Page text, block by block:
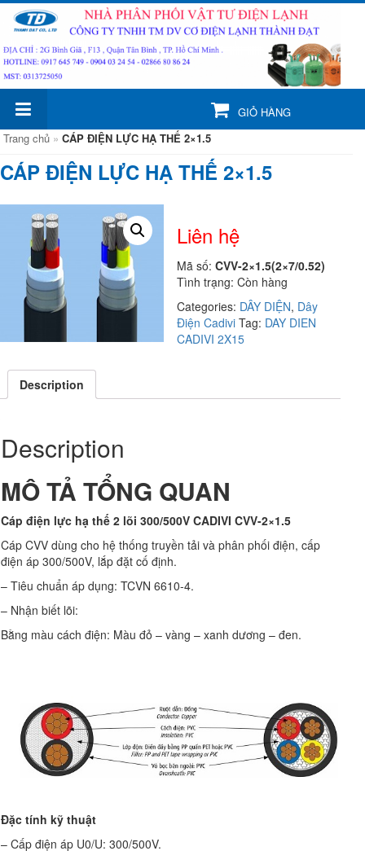
GIỎ HÀNG
Trang chủ » CÁP ĐIỆN LỰC HẠ THẾ 2×1.5
CÁP ĐIỆN LỰC HẠ THẾ 2×1.5
Liên hệ
Mã số:CVV-2×1.5(2×7/0.52)
Tình trạng: Còn hàng
Categories: DÂY DIỆN, Dây
Điện Cadivi Tag: DAY DIEN
CADIVI 2X15
Description
Description
MÔ TẢ TỔNG QUAN
Cáp điện lực hạ thế 2 lõi 300/500V CADIVI CVV-2×1.5
Cáp CVV dùng cho hệ thống truyền tải và phân phối điện, cấp
điện áp 300/500V, lắp đặt cố định.
– Tiêu chuẩn áp dụng: TCVN 6610-4.
– Nhận biết lõi:
Bằng màu cách điện: Màu đỏ – vàng – xanh dương – đen.
Đặc tính kỹ thuật
– Cấp điện áp U0/U: 300/500V.